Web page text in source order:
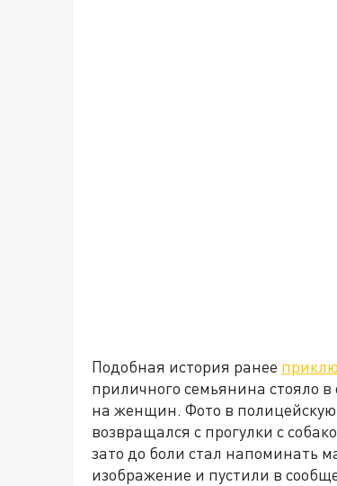
Подобная история ранее
приличного семьянина стояло
на женщин. Фото в
возвращался с прогулки с
зато до боли стал напоминать
изображение и пустили в